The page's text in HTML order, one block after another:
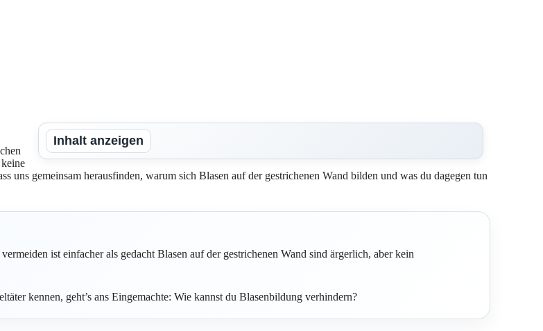
Inhalt anzeigen
uns gemeinsam herausfinden, warum sich Blasen auf der gestrichenen Wand bilden und was du dagegen tun
ist einfacher als gedacht Blasen auf der gestrichenen Wand sind ärgerlich, aber kein
kennen, geht’s ans Eingemachte: Wie kannst du Blasenbildung verhindern?